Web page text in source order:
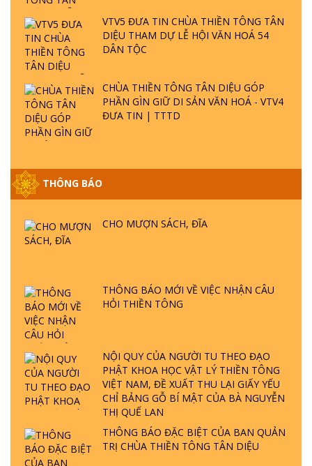
VTV5 ĐƯA TIN CHÙA THIỀN TÔNG TÂN
DIỆU THAM DỰ LỄ HỘI VĂN HOÁ 54
DÂN TỘC
CHÙA THIỀN TÔNG TÂN DIỆU GÓP
PHẦN GÌN GIỮ DI SẢN VĂN HOÁ - VTV4
ĐƯA TIN | TTTD
THÔNG BÁO
CHO MƯỢN SÁCH, ĐĨA
THÔNG BÁO MỚI VỀ VIỆC NHẬN CÂU
HỎI THIỀN TÔNG
NỘI QUY CỦA NGƯỜI TU THEO ĐẠO
PHẬT KHOA HỌC VẬT LÝ THIỀN TÔNG
VIỆT NAM, ĐỀ XUẤT THU LẠI GIẤY YẾU
CHỈ BẢNG GỖ BÍ MẬT CỦA BÀ NGUYỄN
THỊ QUẾ LAN
THÔNG BÁO ĐẶC BIỆT CỦA BAN QUẢN
TRỊ CHÙA THIỀN TÔNG TÂN DIỆU
GIẢI ĐÁP ĐẶC BIỆT P25 - SUỐT 49 NĂM
PHẬT KHÔNG NÓI? HỘI LONG HOA LÀ
HỘI GÌ? TỬ VÌ ĐẠO
GIẢI ĐÁP ĐẶC BIỆT P23 - THIÊN ĐÀNG Ở
GIẢI ĐÁP THIỀN TÔNG ĐẶC BIỆT P22 - TẠI
SAO TRÁI ĐẤT NHIỀU THIÊN TAI - LŨ LỤT
- HỎA HOẠN | TTTD
GIẢI ĐÁP THIỀN TÔNG ĐẶC BIỆT P21 - TẠI
SAO ĐỨC PHẬT BƯỚC ĐI 7 BƯỚC TRÊN